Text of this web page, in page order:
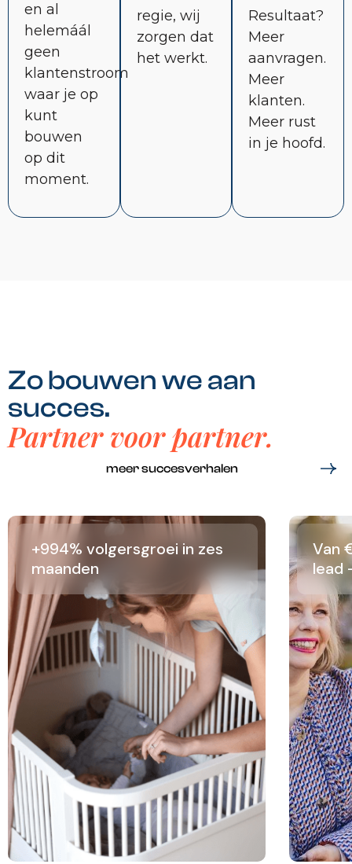
en al
helemáál
geen
klantenstroom
waar je op
kunt
bouwen
op dit
moment.
regie, wij
zorgen dat
het werkt.
Resultaat?
Meer
aanvragen.
Meer
klanten.
Meer rust
in je hoofd.
Zo bouwen we aan
succes.
Partner voor partner.
meer succesverhalen
+994% volgersgroei in zes
maanden
Van
lead